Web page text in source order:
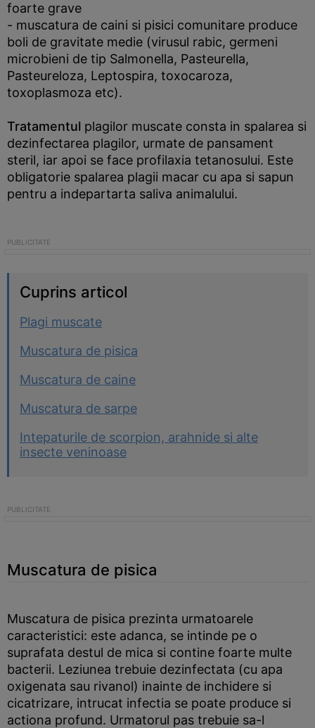
foarte grave
- muscatura de caini si pisici comunitare produce
boli de gravitate medie (virusul rabic, germeni
microbieni de tip Salmonella, Pasteurella,
Pasteureloza, Leptospira, toxocaroza,
toxoplasmoza etc).
Tratamentul plagilor muscate consta in spalarea si
dezinfectarea plagilor, urmate de pansament
steril, iar apoi se face profilaxia tetanosului. Este
obligatorie spalarea plagii macar cu apa si sapun
pentru a indepartarta saliva animalului.
Cuprins articol
Plagi muscate
Muscatura de pisica
Muscatura de caine
Muscatura de sarpe
Intepaturile de scorpion, arahnide si alte
insecte veninoase
Muscatura de pisica
Muscatura de pisica prezinta urmatoarele
caracteristici: este adanca, se intinde pe o
suprafata destul de mica si contine foarte multe
bacterii. Leziunea trebuie dezinfectata (cu apa
oxigenata sau rivanol) inainte de inchidere si
cicatrizare, intrucat infectia se poate produce si
actiona profund. Urmatorul pas trebuie sa-l